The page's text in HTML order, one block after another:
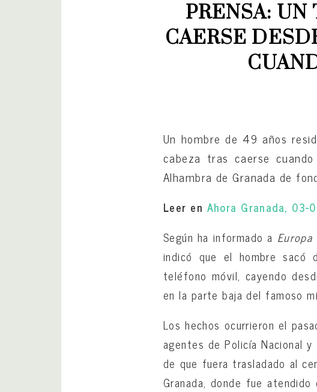
PRENSA:
CAERSE
Un hombre de 49 años
cabeza tras caerse
Alhambra de Granada de
Leer en Ahora Granada, 03-
Según ha informado a
indicó que el hombre sacó
teléfono móvil, cayendo
en la parte baja del famoso
Los hechos ocurrieron el
agentes de Policía Nacional
de que fuera trasladado al
Granada, donde fue